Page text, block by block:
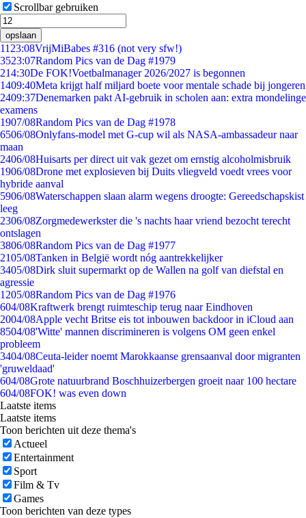
Scrollbar gebruiken
opslaan
11 23:08VrijMiBabes #316 (not very sfw!)
3523:07Random Pics van de Dag #1979
214:30De FOK!Voetbalmanager 2026/2027 is begonnen
1409:40Meta krijgt half miljard boete voor mentale schade bij jongeren
2409:37Denemarken pakt AI-gebruik in scholen aan: extra mondelinge
examens
1907/08Random Pics van de Dag #1978
6506/08Onlyfans-model met G-cup wil als NASA-ambassadeur naar
maan
2406/08Huisarts per direct uit vak gezet om ernstig alcoholmisbruik
1906/08Drone met explosieven bij Duits vliegveld voedt vrees voor
hybride aanval
5906/08Waterschappen slaan alarm wegens droogte: Gereedschapskist
leeg
2306/08Zorgmedewerkster die 's nachts haar vriend bezocht terecht
ontslagen
3806/08Random Pics van de Dag #1977
2105/08Tanken in België wordt nóg aantrekkelijker
3405/08Dirk sluit supermarkt op de Wallen na golf van diefstal en
agressie
1205/08Random Pics van de Dag #1976
604/08Kraftwerk brengt ruimteschip terug naar Eindhoven
2004/08Apple vecht Britse eis tot inbouwen backdoor in iCloud aan
8504/08'Witte' mannen discrimineren is volgens OM geen enkel
probleem
3404/08Ceuta-leider noemt Marokkaanse grensaanval door migranten
'gruweldaad'
604/08Grote natuurbrand Boschhuizerbergen groeit naar 100 hectare
604/08FOK! was even down
Laatste items
Laatste items
Toon berichten uit deze thema's
Actueel
Entertainment
Sport
Film & Tv
Games
Toon berichten van deze types